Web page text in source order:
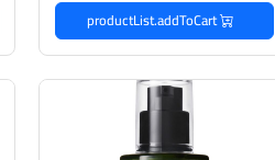
productList.addToCart